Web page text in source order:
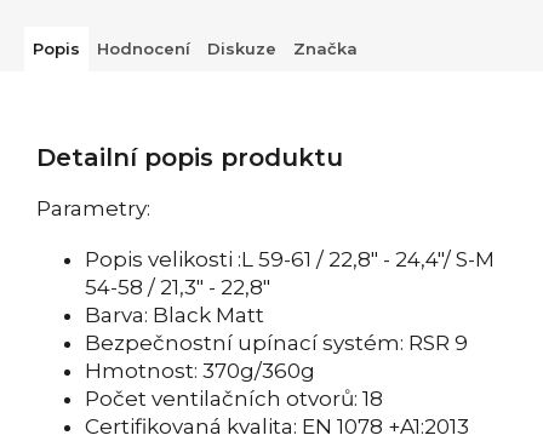
Popis Hodnocení Diskuze Značka
Detailní popis produktu
Parametry:
Popis velikosti :L 59-61 / 22,8" - 24,4"/ S-M
54-58 / 21,3" - 22,8"
Barva: Black Matt
Bezpečnostní upínací systém: RSR 9
Hmotnost: 370g/360g
Počet ventilačních otvorů: 18
Certifikovaná kvalita: EN 1078 +A1:2013